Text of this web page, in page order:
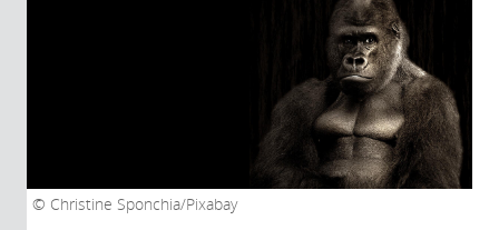
Christine Sponchia/Pixabay